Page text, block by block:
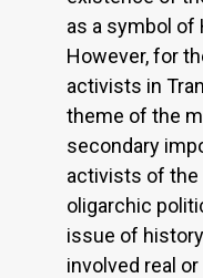
as a symbol of
However, for
activists in
theme of the
secondary
activists of the
oligarchic
issue of
involved real